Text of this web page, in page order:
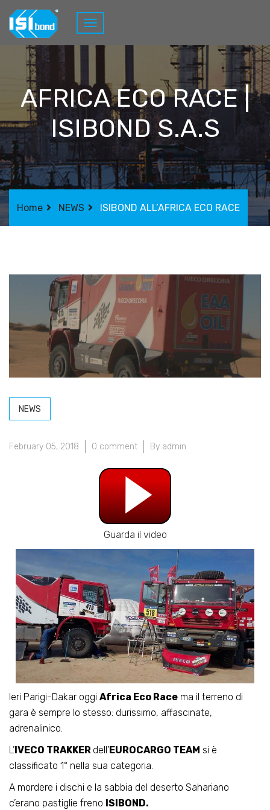
AFRICA ECO RACE |
ISIBOND S.A.S
Home NEWS ISIBOND ALL’AFRICA ECO RACE
NEWS
February 05, 2018 0 comment By admin
Guarda il video
Ieri Parigi-Dakar oggi Africa Eco Race ma il terreno di
gara è sempre lo stesso: durissimo, affascinate,
adrenalinico.
L’ IVECO TRAKKER dell’EUROCARGO TEAM si è
classificato 1° nella sua categoria.
A mordere i dischi e la sabbia del deserto Sahariano
c’erano pastiglie freno ISIBOND.